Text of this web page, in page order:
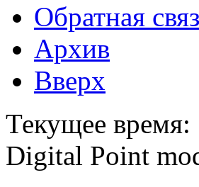
Обратная
Архив
Вверх
Текущее время:
Digital Point